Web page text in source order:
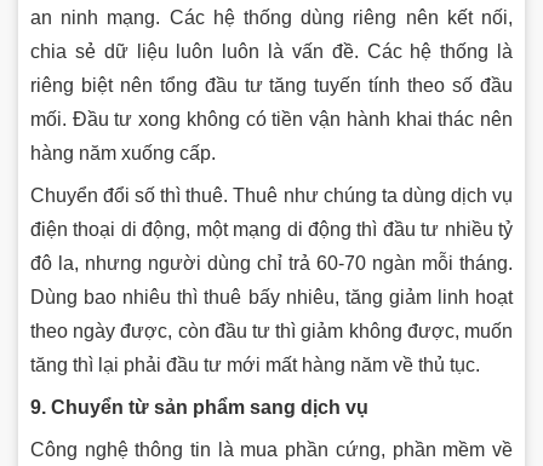
an ninh mạng. Các hệ thống dùng riêng nên kết nối,
chia sẻ dữ liệu luôn luôn là vấn đề. Các hệ thống là
riêng biệt nên tổng đầu tư tăng tuyến tính theo số đầu
mối. Đầu tư xong không có tiền vận hành khai thác nên
hàng năm xuống cấp.
Chuyển đổi số thì thuê. Thuê như chúng ta dùng dịch vụ
điện thoại di động, một mạng di động thì đầu tư nhiều tỷ
đô la, nhưng người dùng chỉ trả 60-70 ngàn mỗi tháng.
Dùng bao nhiêu thì thuê bấy nhiêu, tăng giảm linh hoạt
theo ngày được, còn đầu tư thì giảm không được, muốn
tăng thì lại phải đầu tư mới mất hàng năm về thủ tục.
9. Chuyển từ sản phẩm sang dịch vụ
Công nghệ thông tin là mua phần cứng, phần mềm về